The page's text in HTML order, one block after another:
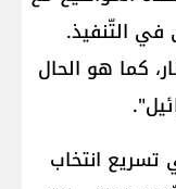
في التّنفيذ.
كما هو الحال
انتخاب